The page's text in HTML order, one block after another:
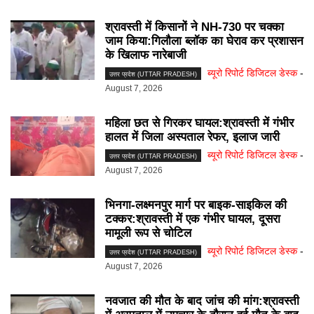
श्रावस्ती में किसानों ने NH-730 पर चक्का
जाम किया:गिलौला ब्लॉक का घेराव कर प्रशासन
के खिलाफ नारेबाजी
उत्तर प्रदेश (UTTAR PRADESH) ब्यूरो रिपोर्ट डिजिटल डेस्क -
August 7, 2026
महिला छत से गिरकर घायल:श्रावस्ती में गंभीर
हालत में जिला अस्पताल रेफर, इलाज जारी
उत्तर प्रदेश (UTTAR PRADESH) ब्यूरो रिपोर्ट डिजिटल डेस्क -
August 7, 2026
भिनगा-लक्ष्मनपुर मार्ग पर बाइक-साइकिल की
टक्कर:श्रावस्ती में एक गंभीर घायल, दूसरा
मामूली रूप से चोटिल
उत्तर प्रदेश (UTTAR PRADESH) ब्यूरो रिपोर्ट डिजिटल डेस्क -
August 7, 2026
नवजात की मौत के बाद जांच की मांग:श्रावस्ती